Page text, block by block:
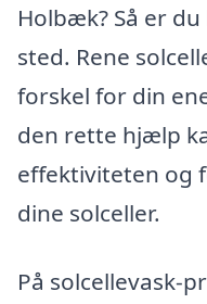
Holbæk? Så er
sted. Rene
forskel for din
den rette hjælp
effektiviteten og
dine solceller.
På solcellevask-